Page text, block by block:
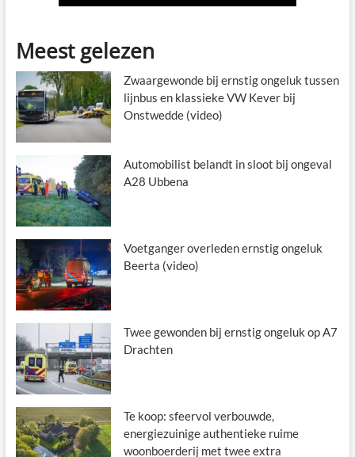
Meest gelezen
Zwaargewonde bij ernstig ongeluk tussen
lijnbus en klassieke VW Kever bij
Onstwedde (video)
Automobilist belandt in sloot bij ongeval
A28 Ubbena
Voetganger overleden ernstig ongeluk
Beerta (video)
Twee gewonden bij ernstig ongeluk op A7
Drachten
Te koop: sfeervol verbouwde,
energiezuinige authentieke ruime
woonboerderij met twee extra